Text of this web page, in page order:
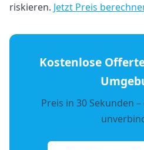
riskieren. Jetzt Preis
Kostenlose
Preis in 30 Sekunden